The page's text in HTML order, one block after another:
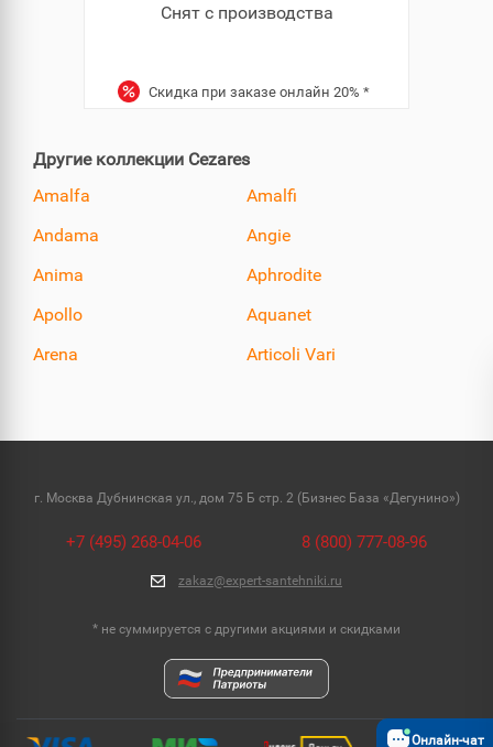
Снят с производства
Скидка при заказе онлайн 20% *
Другие коллекции Cezares
Amalfa
Amalfi
Andama
Angie
Anima
Aphrodite
Apollo
Aquanet
Arena
Articoli Vari
г. Москва Дубнинская ул., дом 75 Б стр. 2 (Бизнес База «Дегунино»)
+7 (495) 268-04-06 8 (800) 777-08-96
zakaz@expert-santehniki.ru
* не суммируется с другими акциями и скидками
Онлайн-чат